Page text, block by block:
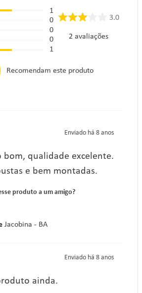
1
0
0
0
1
3.0
2 avaliações
Recomendam este produto
Enviado há 8 anos
qualidade excelente.
e bem montadas.
produto a um amigo?
Jacobina - BA
Enviado há 8 anos
ainda.